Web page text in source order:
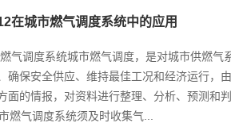
在城市燃气调度系统中的应用
调度系统城市燃气调度，是对城市供燃气
确保安全供应、维持最佳工况和经济运行，
面的情报，对资料进行整理、分析、预测和
气调度系统须及时收集气...